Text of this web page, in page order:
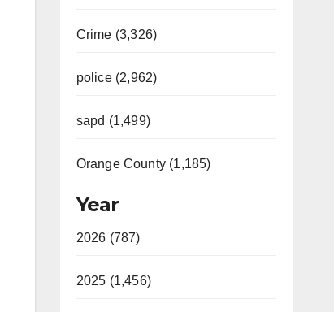
Crime (3,326)
police (2,962)
sapd (1,499)
Orange County (1,185)
Year
2026 (787)
2025 (1,456)